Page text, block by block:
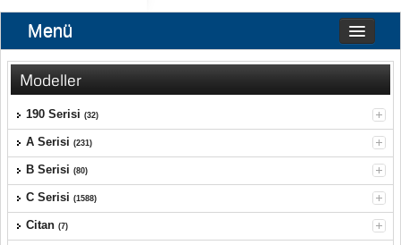
Menü
Modeller
190 Serisi (32)
A Serisi (231)
B Serisi (80)
C Serisi (1588)
Citan (7)